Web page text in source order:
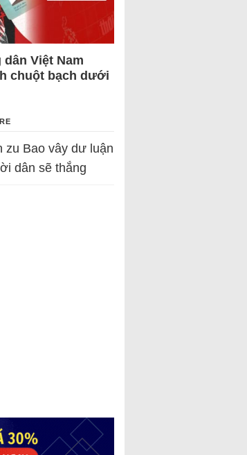
Việt Nam
chuột bạch dưới
zu Bao vây dư luận
dân sẽ thắng